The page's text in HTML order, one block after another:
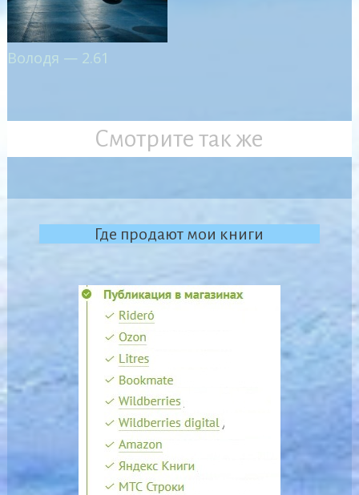
Володя — 2.61
Смотрите так же
Где продают мои книги